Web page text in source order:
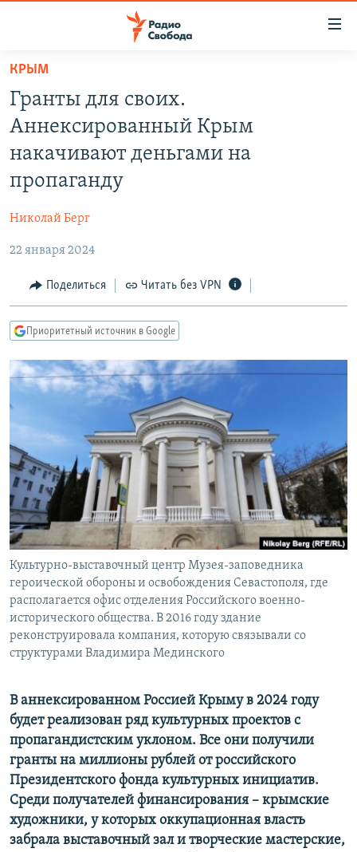
упрощенного
доступа
Вернуться
основному
содержанию
Вернутся
навигации
Вернутся
поиску
ПОДКАСТЫ
АВТОРСКИЕ ПРОЕКТЫ
IDEL.РЕАЛИИ
КАВКАЗ.РЕАЛИИ
СИБИРЬ.РЕАЛИИ
РАСПИСАНИЕ ВЕЩАНИЯ
ПОДПИШИТЕСЬ НА РАССЫЛКУ
СОЦИАЛЬНЫЕ СЕТИ
Все сайты РСЕ/РС
КРЫМ
Гранты для своих.
Аннексированный Крым
накачивают деньгами на
пропаганду
Николай Берг
22 января 2024
Поделиться Читать без VPN
Приоритетный источник в Google
Культурно-выставочный центр Музея-заповедника
героической обороны и освобождения Севастополя, где
располагается офис отделения Российского военно-
исторического общества. В 2016 году здание
реконструировала компания, которую связывали со
структурами Владимира Мединского
В аннексированном Россией Крыму в 2024 году
будет реализован ряд культурных проектов с
пропагандистским уклоном. Все они получили
гранты на миллионы рублей от российского
Президентского фонда культурных инициатив.
Среди получателей финансирования – крымские
художники, у которых оккупационная власть
забрала выставочный зал и творческие мастерские,